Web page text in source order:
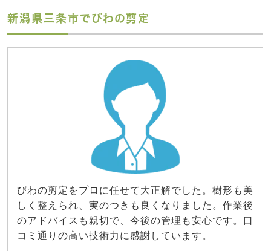
新潟県三条市でびわの剪定
びわの剪定をプロに任せて大正解でした。樹形も美
しく整えられ、実のつきも良くなりました。作業後
のアドバイスも親切で、今後の管理も安心です。口
コミ通りの高い技術力に感謝しています。